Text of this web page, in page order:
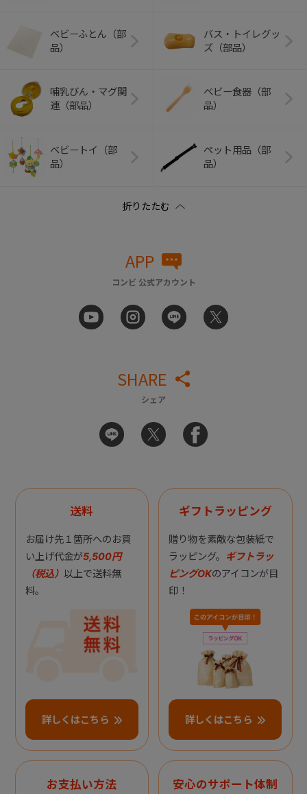
ベビーふとん（部
品）
バス・トイレグッ
ズ（部品）
哺乳びん・マグ関
連（部品）
ベビー食器（部
品）
ベビートイ（部
品）
ペット用品（部
品）
APP
コンビ 公式アカウント
SHARE
シェア
送料
お届け先１箇所へのお買
い上げ代金が5,500円
（税込） 以上で送料無
料。
詳しくはこちら
ギフトラッピング
贈り物を素敵な包装紙で
ラッピング。 ギフトラッ
ピングOKのアイコンが目
印！
詳しくはこちら
お支払い方法 安心のサポート体制